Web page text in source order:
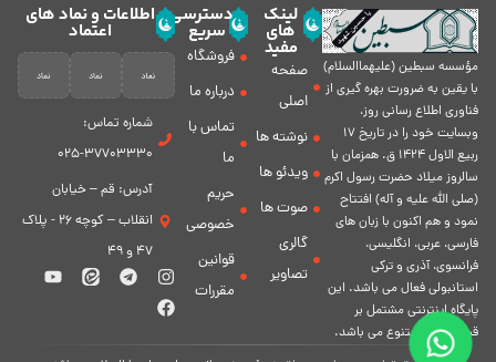
مؤسسه سبطين (عليهماالسلام)
با يقين به ضرورت بهره گیرى از
فناورى اطلاع رسانى روز،
وبسایت خود را در تاريخ 17
ربيع الاول 1424 ق. همزمان با
سالروز ميلاد حضرت رسول اكرم
(صلی الله علیه و آله) افتتاح
نمود و هم اكنون با زبان های
فارسی، عربى، انگلیسی،
فرانسوی، آذری و ترکی
استانبولی فعال مى باشد. اين
پايگاه اينترنتى مشتمل بر
قسمت هاى متنوع مى باشد.
لینک
های
مفید
صفحه
اصلی
نوشته ها
ویدئو ها
صوت ها
گالری
تصاویر
دسترسی
سریع
فروشگاه
درباره ما
تماس با
ما
حریم
خصوصی
قوانین
مقررات
اطلاعات و نماد های
اعتماد
شماره تماس:
37703330-025
آدرس: قم – خیابان
انقلاب – کوچه 26 - پلاک
47 و 49